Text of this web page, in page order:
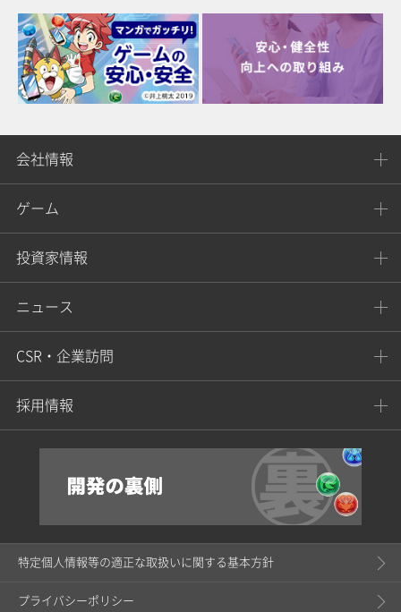
会社情報
ゲーム
投資家情報
ニュース
CSR・企業訪問
採用情報
特定個人情報等の適正な取扱いに関する基本方針
プライバシーポリシー